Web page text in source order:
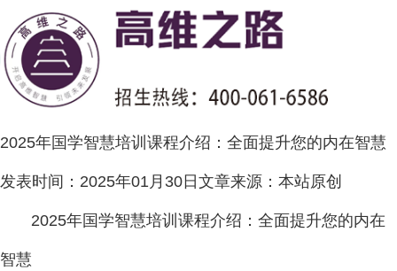
2025年国学智慧培训课程介绍：全面提升您的内在智慧
发表时间： 2025年01月30日 文章来源： 本站原创
2025年国学智慧培训课程介绍：全面提升您的内在
智慧